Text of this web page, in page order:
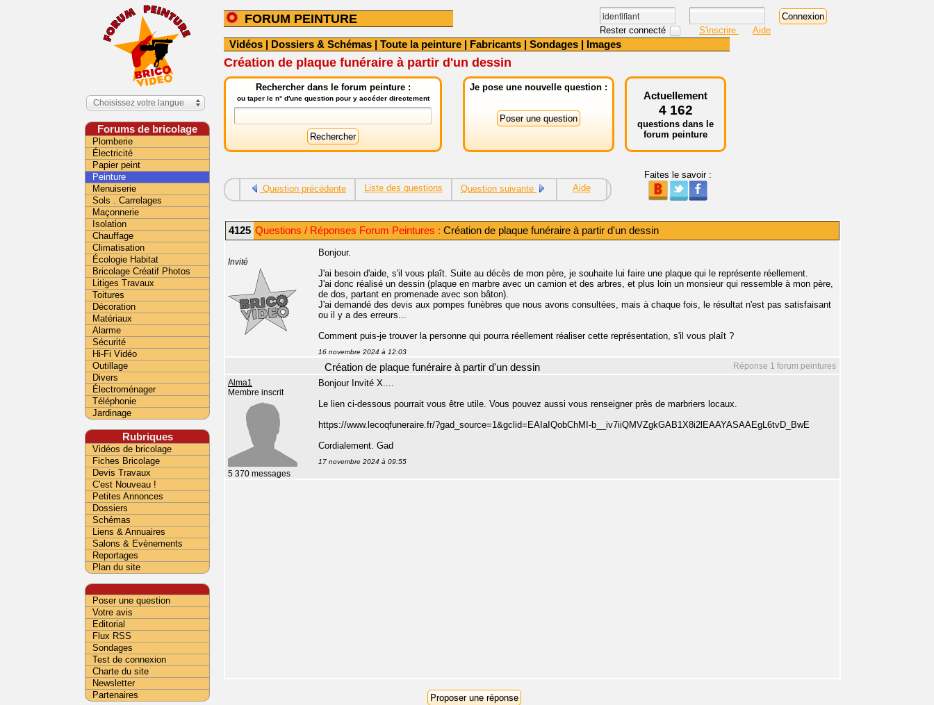
FORUM PEINTURE
Rester connecté S'inscrire Aide
Vidéos | Dossiers & Schémas | Toute la peinture | Fabricants | Sondages | Images
Création de plaque funéraire à partir d'un dessin
Rechercher dans le forum peinture :
ou taper le n° d'une question pour y accéder directement
Je pose une nouvelle question :
Actuellement
4 162
questions dans le
forum peinture
Question précédente Liste des questions Question suivante Aide
Faites le savoir :
4125 Questions / Réponses Forum Peintures : Création de plaque funéraire à partir d'un dessin
Invité
Bonjour.
J'ai besoin d'aide, s'il vous plaît. Suite au décès de mon père, je souhaite lui faire une plaque qui le représente réellement.
J'ai donc réalisé un dessin (plaque en marbre avec un camion et des arbres, et plus loin un monsieur qui ressemble à mon père,
de dos, partant en promenade avec son bâton).
J'ai demandé des devis aux pompes funèbres que nous avons consultées, mais à chaque fois, le résultat n'est pas satisfaisant
ou il y a des erreurs...
Comment puis-je trouver la personne qui pourra réellement réaliser cette représentation, s'il vous plaît ?
16 novembre 2024 à 12:03
Réponse 1 forum peintures
Création de plaque funéraire à partir d'un dessin
Alma1
Membre inscrit
5 370 messages
Bonjour Invité X....
Le lien ci-dessous pourrait vous être utile. Vous pouvez aussi vous renseigner près de marbriers locaux.
https://www.lecoqfuneraire.fr/?gad_source=1&gclid=EAIaIQobChMI-b__iv7iiQMVZgkGAB1X8i2lEAAYASAAEgL6tvD_BwE
Cordialement. Gad
17 novembre 2024 à 09:55
Choisissez votre langue
Forums de bricolage
Plomberie
Électricité
Papier peint
Peinture
Menuiserie
Sols . Carrelages
Maçonnerie
Isolation
Chauffage
Climatisation
Écologie Habitat
Bricolage Créatif Photos
Litiges Travaux
Toitures
Décoration
Matériaux
Alarme
Sécurité
Hi-Fi Vidéo
Outillage
Divers
Électroménager
Téléphonie
Jardinage
Rubriques
Vidéos de bricolage
Fiches Bricolage
Devis Travaux
C'est Nouveau !
Petites Annonces
Dossiers
Schémas
Liens & Annuaires
Salons & Evènements
Reportages
Plan du site
Poser une question
Votre avis
Editorial
Flux RSS
Sondages
Test de connexion
Charte du site
Newsletter
Partenaires